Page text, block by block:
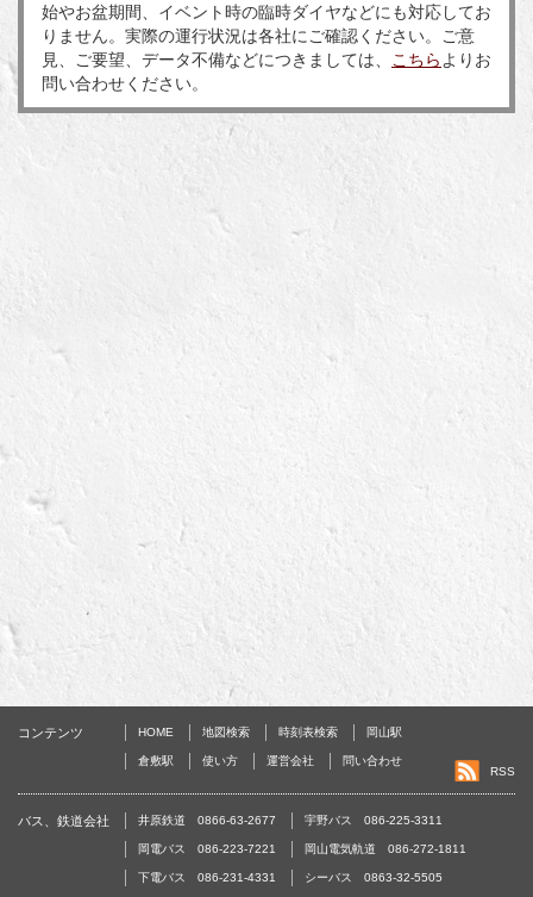
始やお盆期間、イベント時の臨時ダイヤなどにも対応してお
りません。実際の運行状況は各社にご確認ください。ご意
見、ご要望、データ不備などにつきましては、
こちら よりお
問い合わせください。
コンテンツ HOME 地図検索 時刻表検索 岡山駅
倉敷駅 使い方 運営会社
問い合わせ
RSS
バス、鉄道会社 井原鉄道 0866-63-2677 宇野バス 086-225-3311
岡電バス 086-223-7221 岡山電気軌道 086-272-1811
下電バス 086-231-4331 シーバス 0863-32-5505